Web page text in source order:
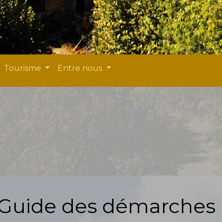
Tourisme Entre nous
des démarches